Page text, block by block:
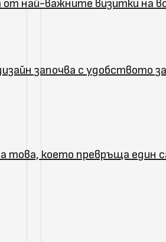
най-важните визитки на
започва с удобството за
това, което превръща един